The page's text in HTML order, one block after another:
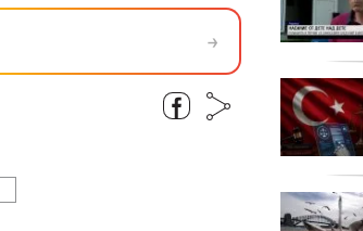
→
зала в Белия дом
германските доставчици на